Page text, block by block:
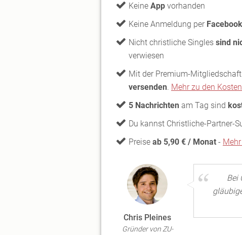
Keine App vorhanden
Keine Anmeldung per Facebook
Nicht christliche Singles sind
verwiesen
Mit der Premium-
versenden. Mehr zu den
5 Nachrichten am Tag sind
Du kannst Christliche-Partner-
Preise ab 5,90 € / Monat -
Chris Pleines
Gründer von ZU-
Bei